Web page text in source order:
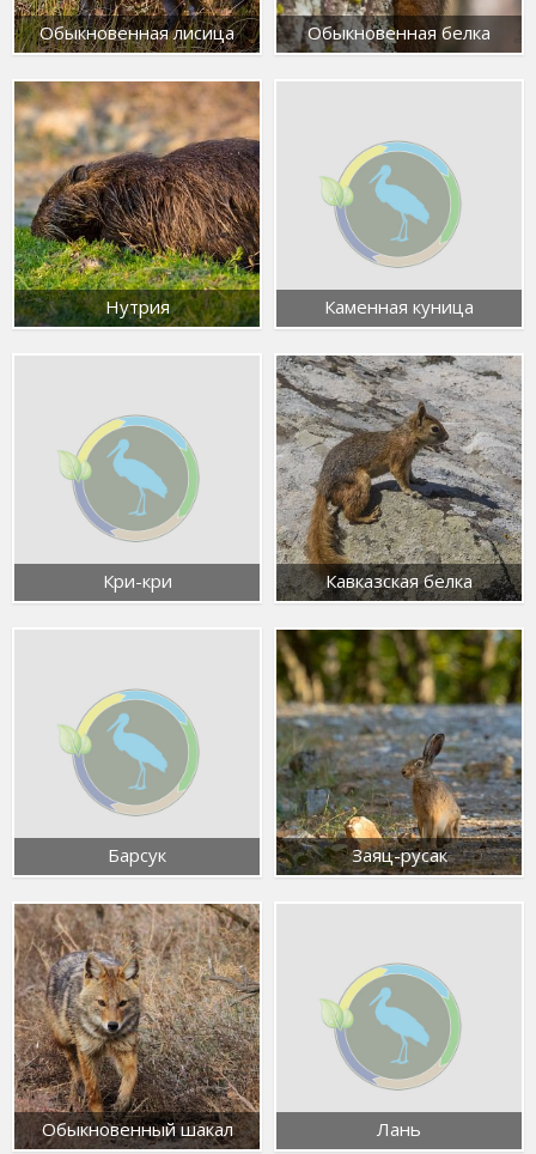
Обыкновенная лисица Обыкновенная белка
Нутрия Каменная куница
Кри-кри Кавказская белка
Барсук Заяц-русак
Обыкновенный шакал Лань